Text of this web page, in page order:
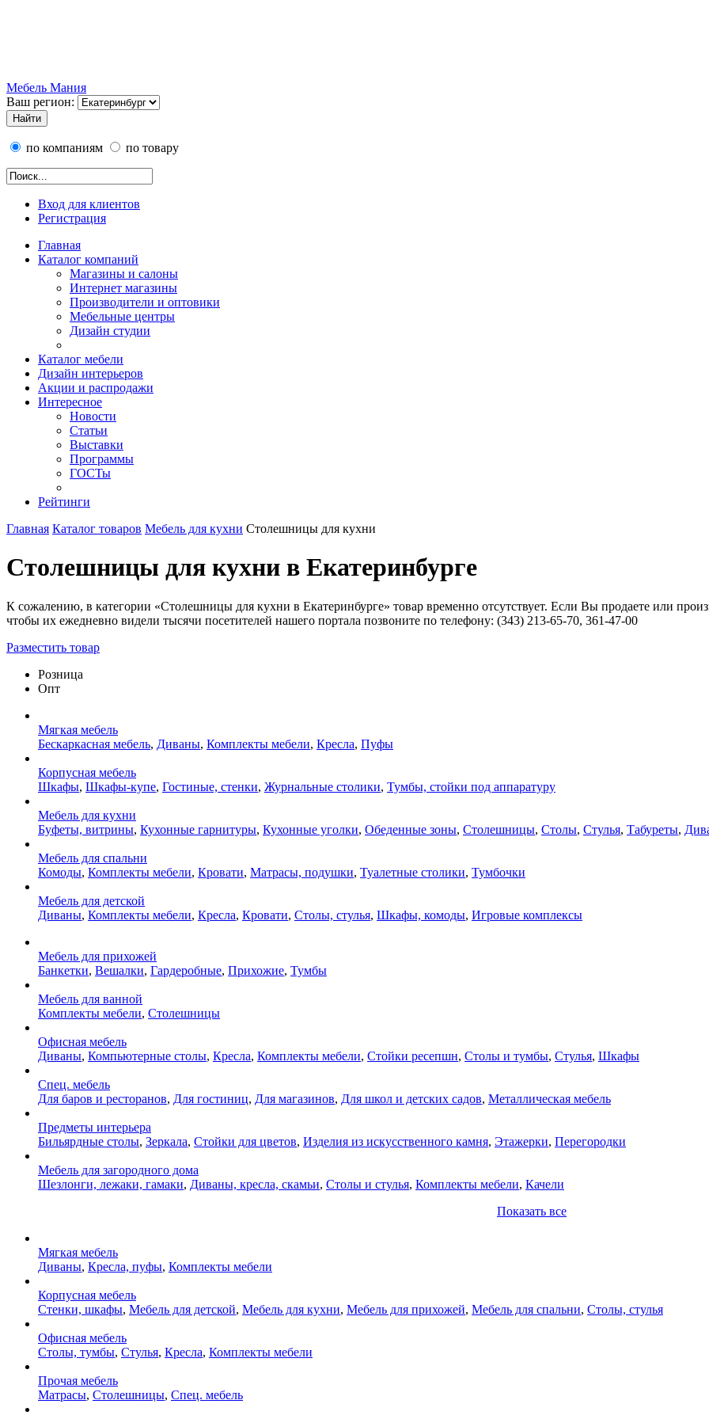
Мебель Мания
Ваш регион:
по компаниям по товару
Вход для клиентов
Регистрация
Главная
Каталог компаний
Магазины и салоны
Интернет магазины
Производители и оптовики
Мебельные центры
Дизайн студии
Каталог мебели
Дизайн интерьеров
Акции и распродажи
Интересное
Новости
Статьи
Выставки
Программы
ГОСТы
Рейтинги
Главная Каталог товаров Мебель для кухни Столешницы для кухни
Столешницы для кухни в Екатеринбурге
К сожалению, в категории «Столешницы для кухни в Екатеринбурге» товар временно отсутствует. Если Вы продаете или
чтобы их ежедневно видели тысячи посетителей нашего портала позвоните по телефону: (343) 213-65-70, 361-47-00
Разместить товар
Розница
Опт
Мягкая мебель
Бескаркасная мебель, Диваны, Комплекты мебели, Кресла, Пуфы
Корпусная мебель
Шкафы, Шкафы-купе, Гостиные, стенки, Журнальные столики, Тумбы, стойки под аппаратуру
Мебель для кухни
Буфеты, витрины, Кухонные гарнитуры, Кухонные уголки, Обеденные зоны, Столешницы, Столы, Стулья, Табуреты,
Мебель для спальни
Комоды, Комплекты мебели, Кровати, Матрасы, подушки, Туалетные столики, Тумбочки
Мебель для детской
Диваны, Комплекты мебели, Кресла, Кровати, Столы, стулья, Шкафы, комоды, Игровые комплексы
Мебель для прихожей
Банкетки, Вешалки, Гардеробные, Прихожие, Тумбы
Мебель для ванной
Комплекты мебели, Столешницы
Офисная мебель
Диваны, Компьютерные столы, Кресла, Комплекты мебели, Стойки ресепшн, Столы и тумбы, Стулья, Шкафы
Спец. мебель
Для баров и ресторанов, Для гостиниц, Для магазинов, Для школ и детских садов, Металлическая мебель
Предметы интерьера
Бильярдные столы, Зеркала, Стойки для цветов, Изделия из искусственного камня, Этажерки, Перегородки
Мебель для загородного дома
Шезлонги, лежаки, гамаки, Диваны, кресла, скамьи, Столы и стулья, Комплекты мебели, Качели
Показать все
Мягкая мебель
Диваны, Кресла, пуфы, Комплекты мебели
Корпусная мебель
Стенки, шкафы, Мебель для детской, Мебель для кухни, Мебель для прихожей, Мебель для спальни, Столы, стулья
Офисная мебель
Столы, тумбы, Стулья, Кресла, Комплекты мебели
Прочая мебель
Матрасы, Столешницы, Спец. мебель